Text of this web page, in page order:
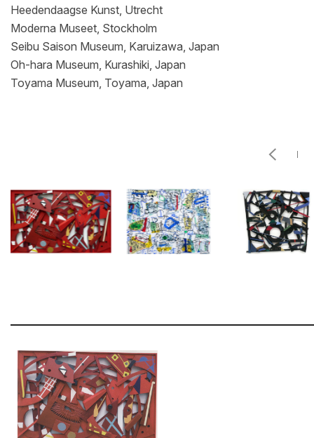
Heedendaagse Kunst, Utrecht
Moderna Museet, Stockholm
Seibu Saison Museum, Karuizawa, Japan
Oh-hara Museum, Kurashiki, Japan
Toyama Museum, Toyama, Japan